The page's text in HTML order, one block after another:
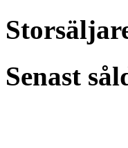
Senast